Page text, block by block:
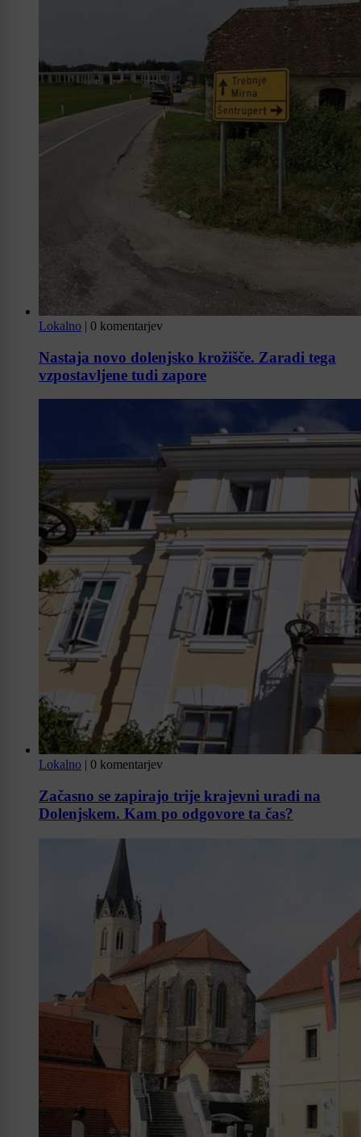
Lokalno | 0 komentarjev
Nastaja novo dolenjsko krožišče. Zaradi tega
vzpostavljene tudi zapore
Lokalno | 0 komentarjev
Začasno se zapirajo trije krajevni uradi na
Dolenjskem. Kam po odgovore ta čas?